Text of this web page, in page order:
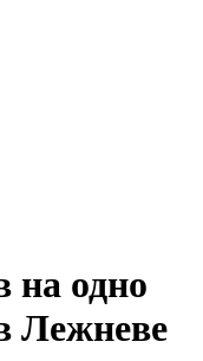
на одно
Лежневе